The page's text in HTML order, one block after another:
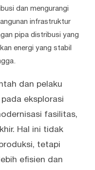
dan mengurangi
infrastruktur
pipa distribusi yang
energi yang stabil
dan pelaku
eksplorasi
fasilitas,
Hal ini tidak
tetapi
efisien dan